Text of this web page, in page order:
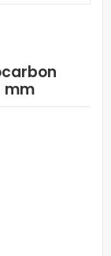
mm